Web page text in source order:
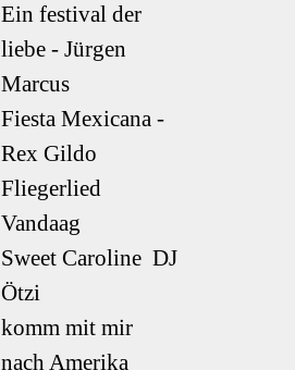
Ein festival der
liebe - Jürgen
Marcus
Fiesta Mexicana -
Rex Gildo
Fliegerlied
Vandaag
Sweet Caroline DJ
Ötzi
komm mit mir
nach Amerika